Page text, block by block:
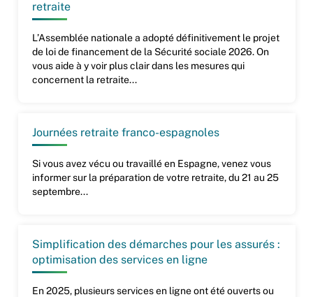
retraite
L’Assemblée nationale a adopté définitivement le projet
de loi de financement de la Sécurité sociale 2026. On
vous aide à y voir plus clair dans les mesures qui
concernent la retraite...
Journées retraite franco-espagnoles
Si vous avez vécu ou travaillé en Espagne, venez vous
informer sur la préparation de votre retraite, du 21 au 25
septembre...
Simplification des démarches pour les assurés :
optimisation des services en ligne
En 2025, plusieurs services en ligne ont été ouverts ou